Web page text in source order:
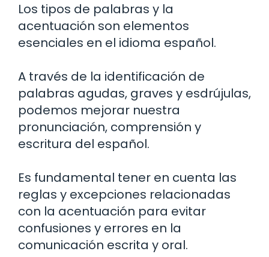
Los tipos de palabras y la
acentuación son elementos
esenciales en el idioma español.
A través de la identificación de
palabras agudas, graves y esdrújulas,
podemos mejorar nuestra
pronunciación, comprensión y
escritura del español.
Es fundamental tener en cuenta las
reglas y excepciones relacionadas
con la acentuación para evitar
confusiones y errores en la
comunicación escrita y oral.